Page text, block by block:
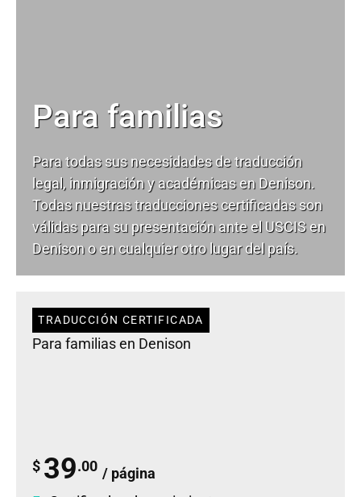
Para familias
Para todas sus necesidades detraducción
legal, inmigración y académicas en Denison.
Todas nuestras traducciones certificadas son
válidas para su presentación ante el USCIS en
Denison o en cualquier otro lugar del país.
TRADUCCIÓN CERTIFICADA
Para familias en Denison
$ 39.00 / página